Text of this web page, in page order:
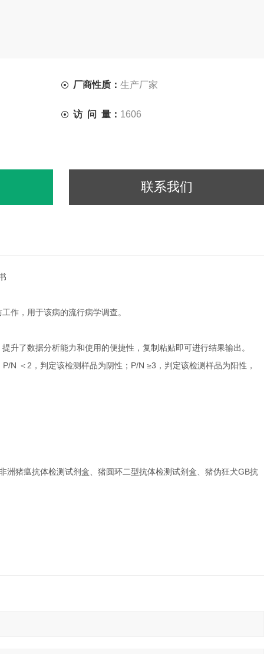
厂商性质： 生产厂家
访 问 量： 1606
联系我们
作，用于该病的流行病学调查。
升了数据分析能力和使用的便捷性，复制粘贴即可进行结果输出。
N ＜2，判定该检测样品为阴性；P/N ≥3，判定该检测样品为阳性，
猪瘟抗体检测试剂盒、猪圆环二型抗体检测试剂盒、猪伪狂犬GB抗